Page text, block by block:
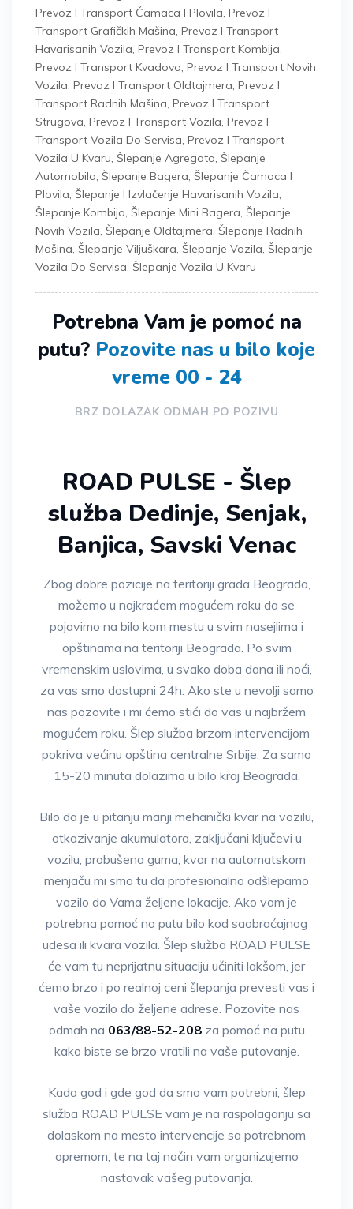
Prevoz I Transport Čamaca I Plovila, Prevoz I
Transport Grafičkih Mašina, Prevoz I Transport
Havarisanih Vozila, Prevoz I Transport Kombija,
Prevoz I Transport Kvadova, Prevoz I Transport Novih
Vozila, Prevoz I Transport Oldtajmera, Prevoz I
Transport Radnih Mašina, Prevoz I Transport
Strugova, Prevoz I Transport Vozila, Prevoz I
Transport Vozila Do Servisa, Prevoz I Transport
Vozila U Kvaru, Šlepanje Agregata, Šlepanje
Automobila, Šlepanje Bagera, Šlepanje Čamaca I
Plovila, Šlepanje I Izvlačenje Havarisanih Vozila,
Šlepanje Kombija, Šlepanje Mini Bagera, Šlepanje
Novih Vozila, Šlepanje Oldtajmera, Šlepanje Radnih
Mašina, Šlepanje Viljuškara, Šlepanje Vozila, Šlepanje
Vozila Do Servisa, Šlepanje Vozila U Kvaru
Potrebna Vam je pomoć na
putu? Pozovite nas u bilo koje
vreme 00 - 24
BRZ DOLAZAK ODMAH PO POZIVU
ROAD PULSE - Šlep
služba Dedinje, Senjak,
Banjica, Savski Venac
Zbog dobre pozicije na teritoriji grada Beograda,
možemo u najkraćem mogućem roku da se
pojavimo na bilo kom mestu u svim nasejlima i
opštinama na teritoriji Beograda. Po svim
vremenskim uslovima, u svako doba dana ili noći,
za vas smo dostupni 24h. Ako ste u nevolji samo
nas pozovite i mi ćemo stići do vas u najbržem
mogućem roku. Šlep služba brzom intervencijom
pokriva većinu opština centralne Srbije. Za samo
15-20 minuta dolazimo u bilo kraj Beograda.
Bilo da je u pitanju manji mehanički kvar na vozilu,
otkazivanje akumulatora, zaključani ključevi u
vozilu, probušena guma, kvar na automatskom
menjaču mi smo tu da profesionalno odšlepamo
vozilo do Vama željene lokacije. Ako vam je
potrebna pomoć na putu bilo kod saobraćajnog
udesa ili kvara vozila. Šlep služba ROAD PULSE
će vam tu neprijatnu situaciju učiniti lakšom, jer
ćemo brzo i po realnoj ceni šlepanja prevesti vas i
vaše vozilo do željene adrese. Pozovite nas
odmah na 063/88-52-208za pomoć na putu
kako biste se brzo vratili na vaše putovanje.
Kada god i gde god da smo vam potrebni, šlep
služba ROAD PULSE vam je na raspolaganju sa
dolaskom na mesto intervencije sa potrebnom
opremom, te na taj način vam organizujemo
nastavak vašeg putovanja.